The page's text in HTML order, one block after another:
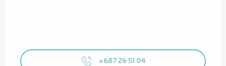
+687 26 51 04